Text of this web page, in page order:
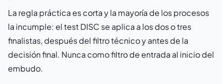
La regla práctica es corta y la mayoría de los procesos
la incumple: el test DISC se aplica a los dos o tres
finalistas, después del filtro técnico y antes de la
decisión final. Nunca como filtro de entrada al inicio del
embudo.